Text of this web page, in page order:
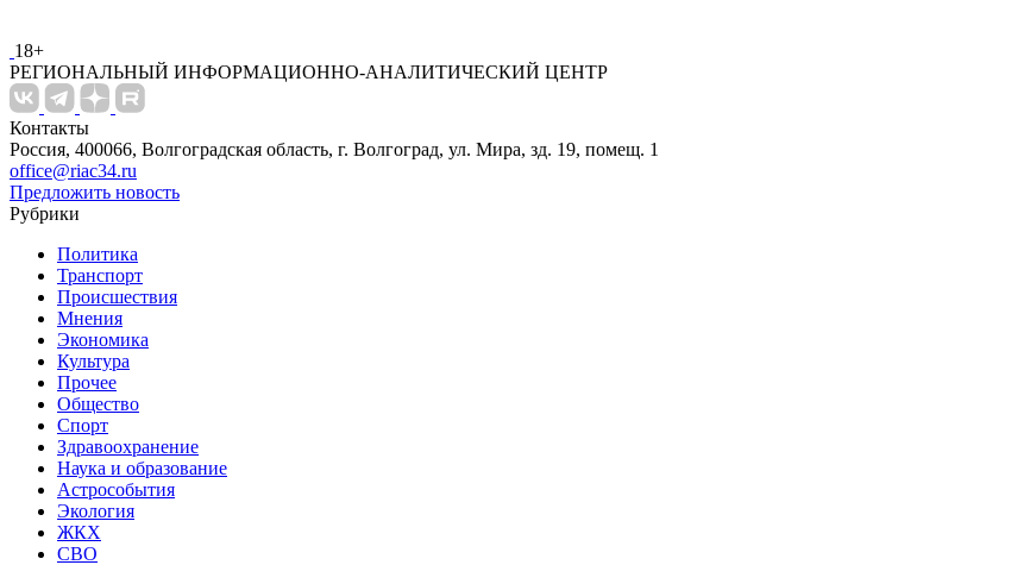
18+
РЕГИОНАЛЬНЫЙ ИНФОРМАЦИОННО-АНАЛИТИЧЕСКИЙ ЦЕНТР
Контакты
Россия, 400066, Волгоградская область, г. Волгоград, ул. Мира, зд. 19, помещ. 1
office@riac34.ru
Предложить новость
Рубрики
Политика
Транспорт
Происшествия
Мнения
Экономика
Культура
Прочее
Общество
Спорт
Здравоохранение
Наука и образование
Астрособытия
Экология
ЖКХ
СВО